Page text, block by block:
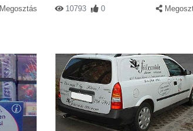
Megosztás 10793 0